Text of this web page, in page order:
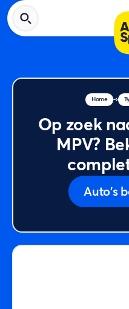
Home
Op zoek
MPV?
Auto's